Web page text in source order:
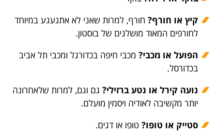
קיץ או חורף? חורף, למרות שאני לא אתגעגע במיוחד
לחורפים המאוד מושלגים של בוסטון.
הפועל או מכבי? מכבי חיפה בכדורגל ומכבי תל אביב
בכדורסל.
נועה קירל או נטע ברזילי? גם וגם, למרות שלאחרונה
יותר מקשיבה לאודיה ויסמין מועלם.
סטייק או טופו? טופו או דגים.